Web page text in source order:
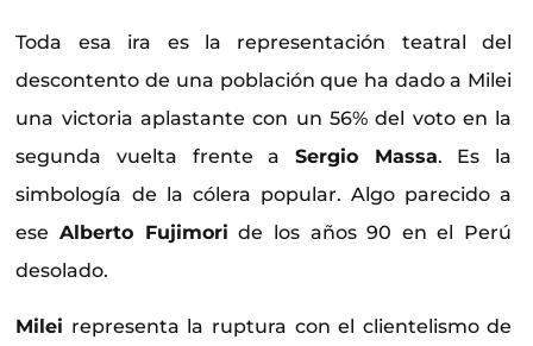
Toda esa ira es la representación teatral del
descontento de una población que ha dado a Milei
una victoria aplastante con un 56% del voto en la
segunda vuelta frente aSergio Massa. Es la
simbología de la cólera popular. Algo parecido a
eseAlberto Fujimori de los años 90 en el Perú
desolado.
Milei representa la ruptura con el clientelismo de